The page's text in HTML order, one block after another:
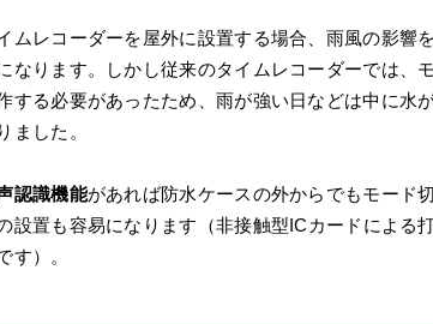
ムレコーダーを屋外に設置する場合、雨風の影響
なります。しかし従来のタイムレコーダーでは、
する必要があったため、雨が強い日などは中に水
ました。
認識機能があれば防水ケースの外からでもモード
設置も容易になります（非接触型ICカードによる
す）。